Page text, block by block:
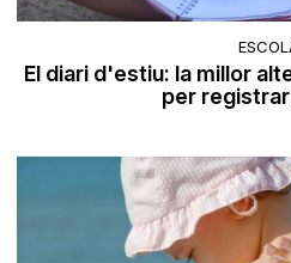
El diari d'estiu: la millor
per